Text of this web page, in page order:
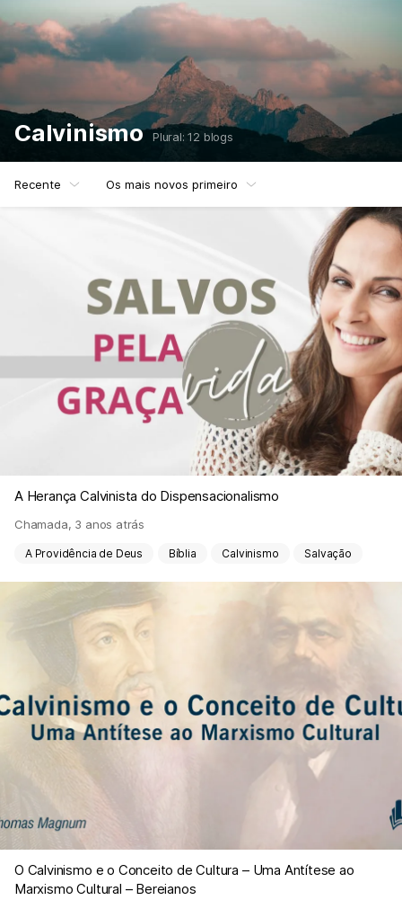
Calvinismo Plural: 12 blogs
Recente Os mais novos primeiro
A Herança Calvinista do Dispensacionalismo
Chamada, 3 anos atrás
A Providência de Deus Bíblia Calvinismo Salvação
O Calvinismo e o Conceito de Cultura – Uma Antítese ao
Marxismo Cultural – Bereianos